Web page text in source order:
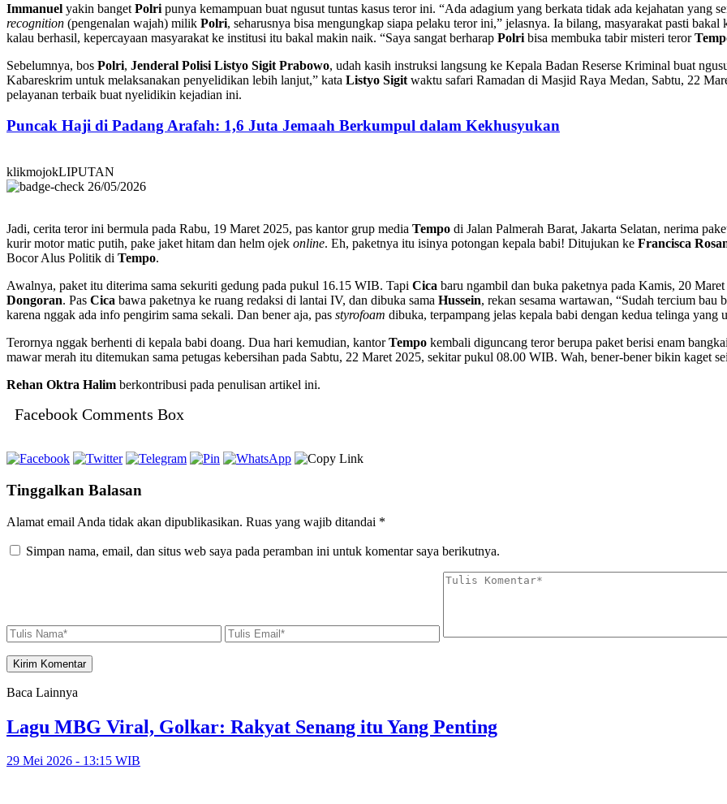
Immanuel yakin banget Polri punya kemampuan buat ngusut tuntas kasus teror ini. “Ada adagium yang berkata tidak ada kejahatan yang
recognition (pengenalan wajah) milik Polri, seharusnya bisa mengungkap siapa pelaku teror ini,” jelasnya. Ia bilang, masyarakat pasti
kalau berhasil, kepercayaan masyarakat ke institusi itu bakal makin naik. “Saya sangat berharap Polri bisa membuka tabir misteri teror
Sebelumnya, bos Polri, Jenderal Polisi Listyo Sigit Prabowo, udah kasih instruksi langsung ke Kepala Badan Reserse Kriminal buat
Kabareskrim untuk melaksanakan penyelidikan lebih lanjut,” kata Listyo Sigit waktu safari Ramadan di Masjid Raya Medan, Sabtu, 22
pelayanan terbaik buat nyelidikin kejadian ini.
Puncak Haji di Padang Arafah: 1,6 Juta Jemaah Berkumpul dalam Kekhusyukan
klikmojokLIPUTAN
26/05/2026
Jadi, cerita teror ini bermula pada Rabu, 19 Maret 2025, pas kantor grup media Tempo di Jalan Palmerah Barat, Jakarta Selatan, nerima
kurir motor matic putih, pake jaket hitam dan helm ojek online. Eh, paketnya itu isinya potongan kepala babi! Ditujukan ke Francisca
Bocor Alus Politik di Tempo.
Awalnya, paket itu diterima sama sekuriti gedung pada pukul 16.15 WIB. Tapi Cica baru ngambil dan buka paketnya pada Kamis, 20
Dongoran. Pas Cica bawa paketnya ke ruang redaksi di lantai IV, dan dibuka sama Hussein, rekan sesama wartawan, “Sudah tercium
karena nggak ada info pengirim sama sekali. Dan bener aja, pas styrofoam dibuka, terpampang jelas kepala babi dengan kedua telinga
Terornya nggak berhenti di kepala babi doang. Dua hari kemudian, kantorTempo kembali diguncang teror berupa paket berisi enam
mawar merah itu ditemukan sama petugas kebersihan pada Sabtu, 22 Maret 2025, sekitar pukul 08.00 WIB. Wah, bener-bener bikin kaget
Rehan Oktra Halim berkontribusi pada penulisan artikel ini.
Facebook Comments Box
Tinggalkan Balasan
Alamat email Anda tidak akan dipublikasikan. Ruas yang wajib ditandai *
Simpan nama, email, dan situs web saya pada peramban ini untuk komentar saya berikutnya.
Baca Lainnya
Lagu MBG Viral, Golkar: Rakyat Senang itu Yang Penting
29 Mei 2026 - 13:15 WIB